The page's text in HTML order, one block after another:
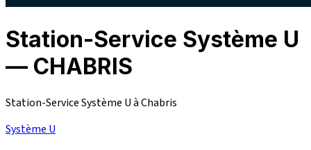
Station-Service Système U
— CHABRIS
Station-Service Système U à Chabris
Système U